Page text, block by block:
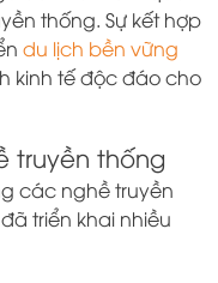
thống. Sự kết hợp
du lịch bền vững
kinh tế độc đáo cho
truyền thống
các nghề truyền
triển khai nhiều